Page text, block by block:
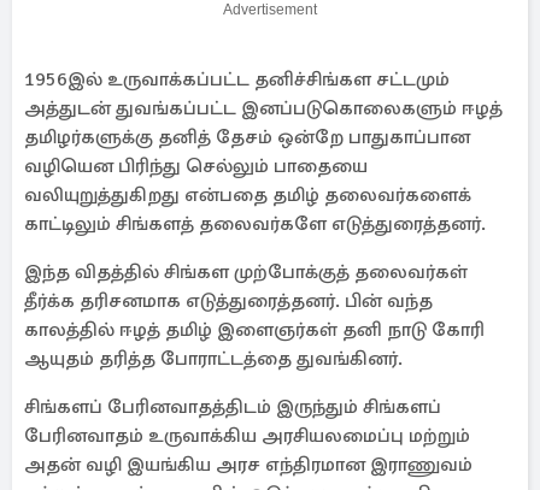
Advertisement
1956இல் உருவாக்கப்பட்ட தனிச்சிங்கள சட்டமும்
அத்துடன் துவங்கப்பட்ட இனப்படுகொலைகளும் ஈழத்
தமிழர்களுக்கு தனித் தேசம் ஒன்றே பாதுகாப்பான
வழியென பிரிந்து செல்லும் பாதையை
வலியுறுத்துகிறது என்பதை தமிழ் தலைவர்களைக்
காட்டிலும் சிங்களத் தலைவர்களே எடுத்துரைத்தனர்.
இந்த விதத்தில் சிங்கள முற்போக்குத் தலைவர்கள்
தீர்க்க தரிசனமாக எடுத்துரைத்தனர். பின் வந்த
காலத்தில் ஈழத் தமிழ் இளைஞர்கள் தனி நாடு கோரி
ஆயுதம் தரித்த போராட்டத்தை துவங்கினர்.
சிங்களப் பேரினவாதத்திடம் இருந்தும் சிங்களப்
பேரினவாதம் உருவாக்கிய அரசியலமைப்பு மற்றும்
அதன் வழி இயங்கிய அரச எந்திரமான இராணுவம்